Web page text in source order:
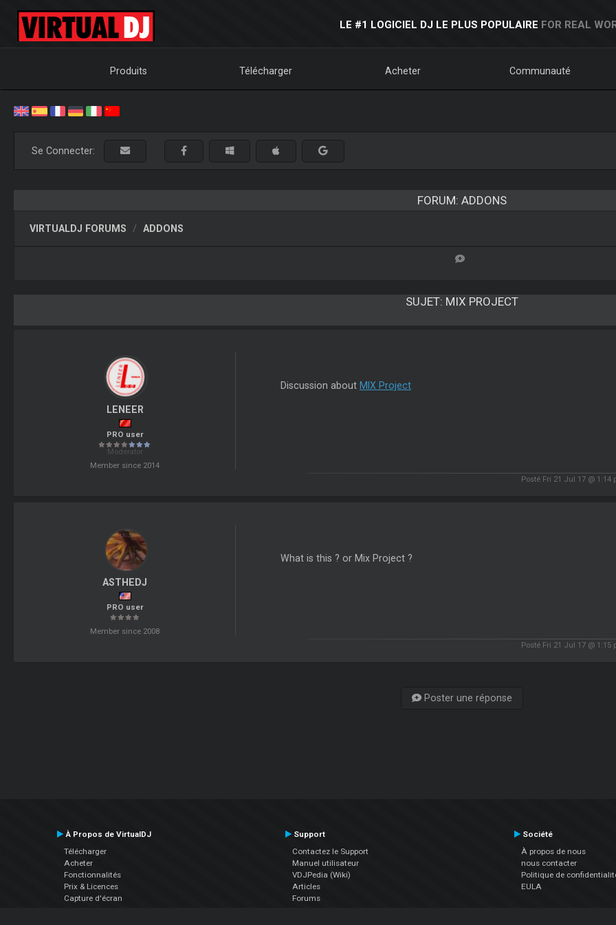
LE #1 LOGICIEL DJ LE PLUS POPULAIRE FOR REAL
Produits Télécharger Acheter Communauté
Se Connecter:
FORUM: ADDONS
VIRTUALDJ FORUMS ADDONS
SUJET: MIX PROJECT
LENEER
PRO user
Moderator
Member since 2014
Discussion about MIX Project
Posté Fri 21 Jul 17 @ 1:14
ASTHEDJ
PRO user
Member since 2008
What is this ? or Mix Project ?
Posté Fri 21 Jul 17 @ 1:15
Poster une réponse
À Propos de VirtualDJ
Télécharger
Acheter
Fonctionnalités
Prix & Licences
Capture d'écran
Support
Contactez le Support
Manuel utilisateur
VDJPedia (Wiki)
Articles
Forums
Société
À propos de nous
nous contacter
Politique de
EULA